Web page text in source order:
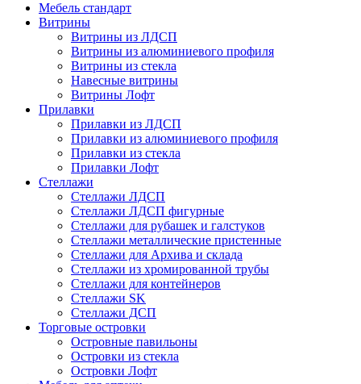
Мебель стандарт
Витрины
Витрины из ЛДСП
Витрины из алюминиевого профиля
Витрины из стекла
Навесные витрины
Витрины Лофт
Прилавки
Прилавки из ЛДСП
Прилавки из алюминиевого профиля
Прилавки из стекла
Прилавки Лофт
Стеллажи
Стеллажи ЛДСП
Стеллажи ЛДСП фигурные
Стеллажи для рубашек и галстуков
Стеллажи металлические пристенные
Стеллажи для Архива и склада
Стеллажи из хромированной трубы
Стеллажи для контейнеров
Стеллажи SK
Стеллажи ДСП
Торговые островки
Островные павильоны
Островки из стекла
Островки Лофт